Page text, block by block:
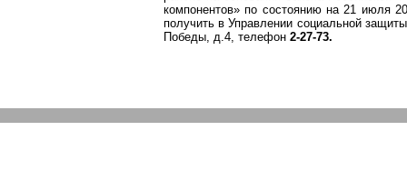
компонентов» по состоянию на 21 июля
получить в Управлении социальной
Победы, д.4, телефон 2-27-73.